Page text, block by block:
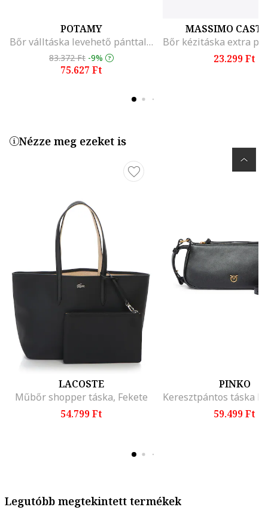
POTAMY
Bőr válltáska levehető pánttal, Fekete
83.372 Ft -9%
75.627 Ft
MASSIMO
23.299 Ft
Nézze meg ezeket is
LACOSTE
Műbőr shopper táska, Fekete
54.799 Ft
PINKO
59.499 Ft
Legutóbb megtekintett termékek